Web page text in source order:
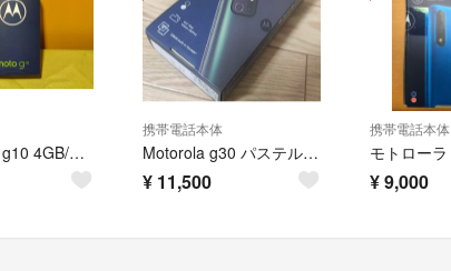
値下 moto g10 4GB/64GBsimフリーサクラパール 値下げ交渉可
携帯電話本体
Motorola g30 パステルスカイ 128GB 新品未使用
¥ 11,500
携帯電話本体
¥9,000